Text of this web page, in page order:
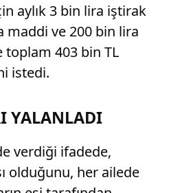
aylık 3 bin lira iştirak
maddi ve 200 bin lira
403 bin TL
istedi.
YALANLADI
verdiği ifadede,
olduğunu, her ailede